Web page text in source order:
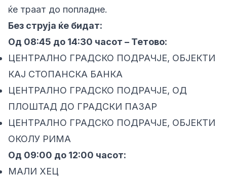
ќе траат до попладне.
Без струја ќе бидат:
Од 08:45 до 14:30 часот – Тетово:
ЦЕНТРАЛНО ГРАДСКО ПОДРАЧЈЕ, ОБЈЕКТИ
КАЈ СТОПАНСКА БАНКА
ЦЕНТРАЛНО ГРАДСКО ПОДРАЧЈЕ, ОД
ПЛОШТАД ДО ГРАДСКИ ПАЗАР
ЦЕНТРАЛНО ГРАДСКО ПОДРАЧЈЕ, ОБЈЕКТИ
ОКОЛУ РИМА
Од 09:00 до 12:00 часот:
МАЛИ ХЕЦ